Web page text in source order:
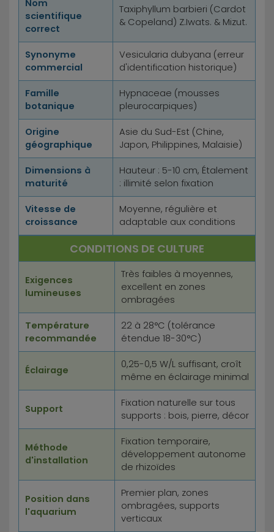
Nom
scientifique
correct
Taxiphyllum barbieri (Cardot
& Copeland) Z.Iwats. & Mizut.
Synonyme
commercial
Vesicularia dubyana (erreur
d'identification historique)
Famille
botanique
Hypnaceae (mousses
pleurocarpiques)
Origine
géographique
Asie du Sud-Est (Chine,
Japon, Philippines, Malaisie)
Dimensions à
maturité
Hauteur : 5-10 cm, Étalement
: illimité selon fixation
Vitesse de
croissance
Moyenne, régulière et
adaptable aux conditions
CONDITIONS DE CULTURE
Exigences
lumineuses
Très faibles à moyennes,
excellent en zones
ombragées
Température
recommandée
22 à 28°C (tolérance
étendue 18-30°C)
Éclairage
0,25-0,5 W/L suffisant, croît
même en éclairage minimal
Support
Fixation naturelle sur tous
supports : bois, pierre, décor
Méthode
d'installation
Fixation temporaire,
développement autonome
de rhizoïdes
Position dans
l'aquarium
Premier plan, zones
ombragées, supports
verticaux